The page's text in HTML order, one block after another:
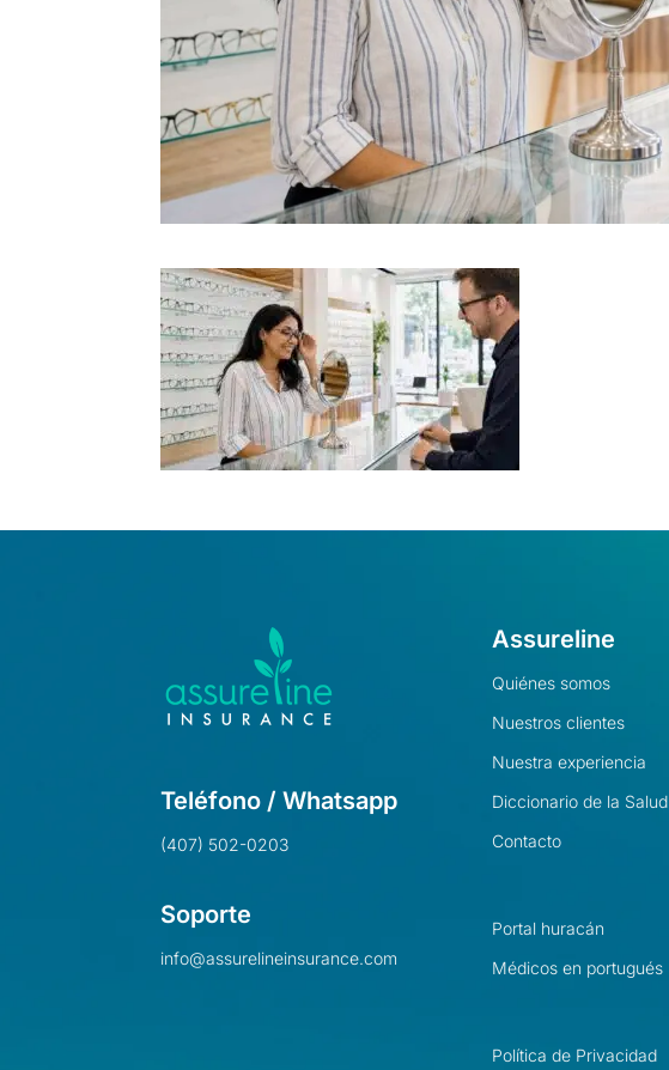
Teléfono / Whatsapp
(407) 502-0203
Soporte
info@assurelineinsurance.com
Assureline
Quiénes somos
Nuestros clientes
Nuestra experiencia
Diccionario de la Salud
Contacto
Portal huracán
Médicos en portugués
Política de Privacidad